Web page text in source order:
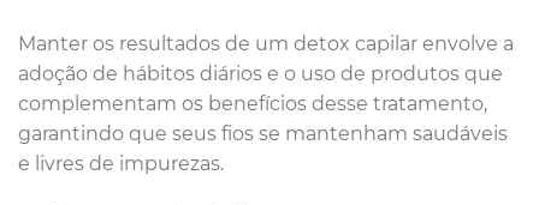
Manter os resultados de um detox capilar envolve a
adoção de hábitos diários e o uso de produtos que
complementam os benefícios desse tratamento,
garantindo que seus fios se mantenham saudáveis
e livres de impurezas.